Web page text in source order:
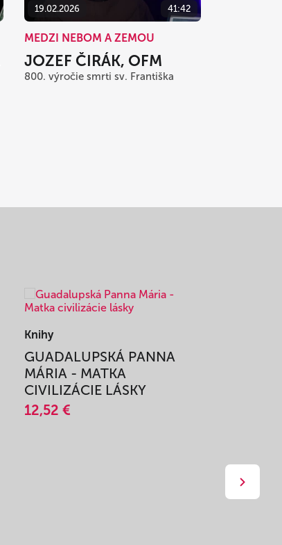
19.02.2026 41:42
MEDZI NEBOM A ZEMOU
JOZEF ČIRÁK, OFM
800. výročie smrti sv. Františka
Knihy
GUADALUPSKÁ PANNA
MÁRIA - MATKA
CIVILIZÁCIE LÁSKY
12,52 €